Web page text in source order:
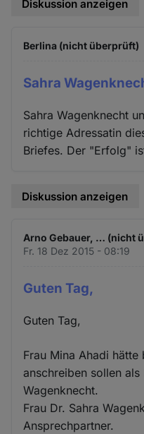
Diskussion anzeigen
Berlina (nicht überprüft)
Sahra
Sahra Wagenknecht
richtige Adressatin
Briefes. Der "Erfolg"
Diskussion anzeigen
Arno Gebauer, … (nicht
Fr. 18 Dez 2015 - 08:19
Guten Tag,
Guten Tag,
Frau Mina Ahadi
anschreiben sollen als
Wagenknecht.
Frau Dr. Sahra
Ansprechpartner.